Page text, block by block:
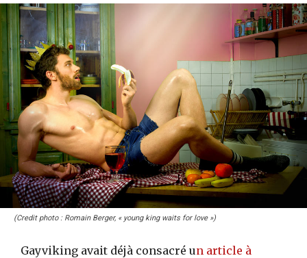
(Credit photo : Romain Berger, « young king waits for love »)
Gayviking avait déjà consacré un article à